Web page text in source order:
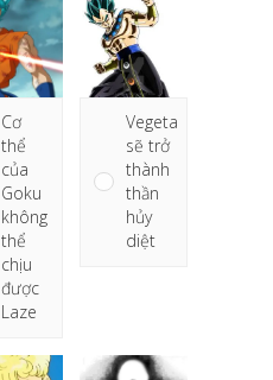
Cơ
thể
của
Goku
không
thể
chịu
được
Laze
Vegeta
sẽ trở
thành
thần
hủy
diệt